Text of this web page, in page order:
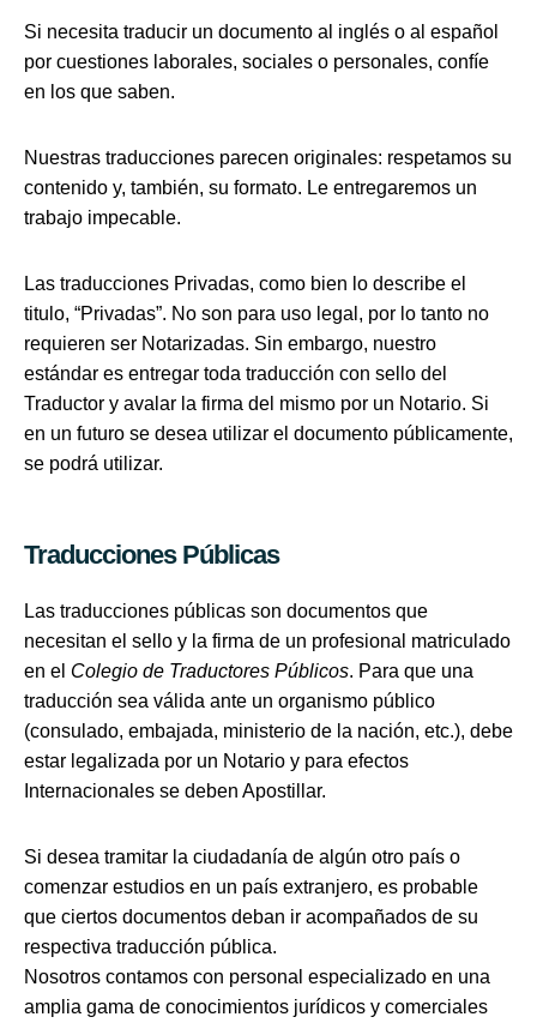
Si necesita traducir un documento al inglés o al español
por cuestiones laborales, sociales o personales, confíe
en los que saben.
Nuestras traducciones parecen originales: respetamos su
contenido y, también, su formato. Le entregaremos un
trabajo impecable.
Las traducciones Privadas, como bien lo describe el
titulo, “Privadas”. No son para uso legal, por lo tanto no
requieren ser Notarizadas. Sin embargo, nuestro
estándar es entregar toda traducción con sello del
Traductor y avalar la firma del mismo por un Notario. Si
en un futuro se desea utilizar el documento públicamente,
se podrá utilizar.
Traducciones Públicas
Las traducciones públicas son documentos que
necesitan el sello y la firma de un profesional matriculado
en el Colegio de Traductores Públicos. Para que una
traducción sea válida ante un organismo público
(consulado, embajada, ministerio de la nación, etc.), debe
estar legalizada por un Notario y para efectos
Internacionales se deben Apostillar.
Si desea tramitar la ciudadanía de algún otro país o
comenzar estudios en un país extranjero, es probable
que ciertos documentos deban ir acompañados de su
respectiva traducción pública.
Nosotros contamos con personal especializado en una
amplia gama de conocimientos jurídicos y comerciales